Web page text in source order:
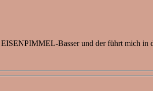
Basser und der führt mich